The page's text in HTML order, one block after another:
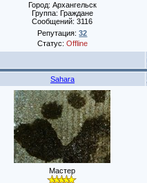
Город: Архангельск
Группа: Граждане
Сообщений:3116
Репутация:32
Статус: Offline
Sahara
Мастер